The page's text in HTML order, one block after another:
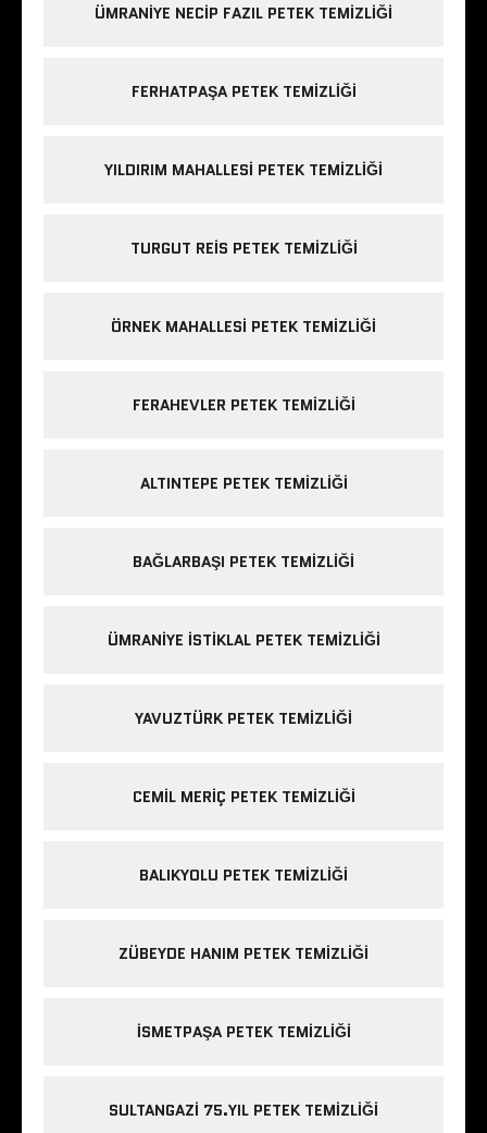
ÜMRANIYE NECIP FAZIL PETEK TEMIZLIĞI
FERHATPAŞA PETEK TEMIZLIĞI
YILDIRIM MAHALLESI PETEK TEMIZLIĞI
TURGUT REIS PETEK TEMIZLIĞI
ÖRNEK MAHALLESI PETEK TEMIZLIĞI
FERAHEVLER PETEK TEMIZLIĞI
ALTINTEPE PETEK TEMIZLIĞI
BAĞLARBAŞI PETEK TEMIZLIĞI
ÜMRANIYE ISTIKLAL PETEK TEMIZLIĞI
YAVUZTÜRK PETEK TEMIZLIĞI
CEMIL MERIÇ PETEK TEMIZLIĞI
BALIKYOLU PETEK TEMIZLIĞI
ZÜBEYDE HANIM PETEK TEMIZLIĞI
ISMETPAŞA PETEK TEMIZLIĞI
SULTANGAZI 75.YIL PETEK TEMIZLIĞI